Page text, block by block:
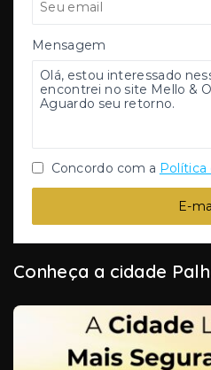
Mensagem
Concordo com a Política
E-
Conheça a cidade